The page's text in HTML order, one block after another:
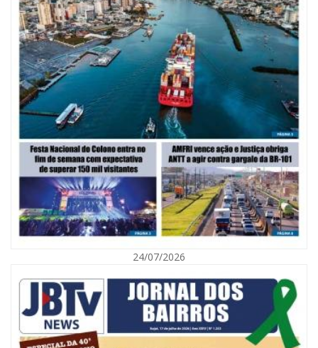
09/08/2026 | 07:00
Mostra Literária ocorrerá no Teatro Bruno Nitz dia 15 de agosto
GERAL
24/07/2026